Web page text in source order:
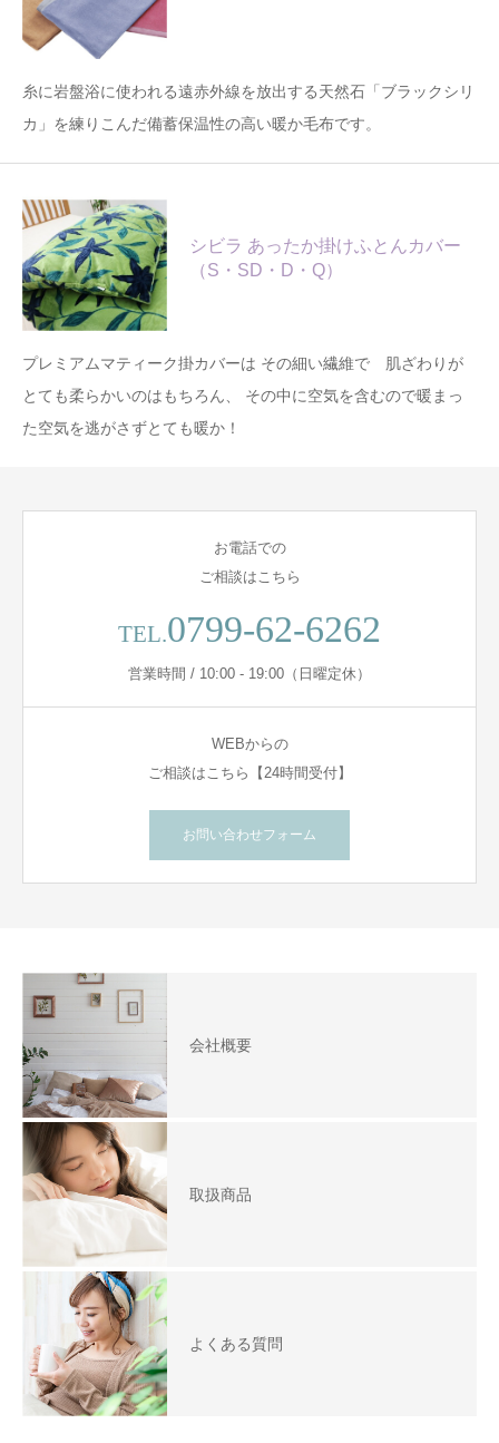
糸に岩盤浴に使われる遠赤外線を放出する天然石「ブラックシリ
カ」を練りこんだ備蓄保温性の高い暖か毛布です。
シビラ あったか掛けふとんカバー
（S・SD・D・Q）
プレミアムマティーク掛カバーは その細い繊維で 肌ざわりが
とても柔らかいのはもちろん、 その中に空気を含むので暖まっ
た空気を逃がさずとても暖か！
お電話での
ご相談はこちら
TEL.0799-62-6262
営業時間 / 10:00 - 19:00（日曜定休）
WEBからの
ご相談はこちら【24時間受付】
お問い合わせフォーム
会社概要
取扱商品
よくある質問